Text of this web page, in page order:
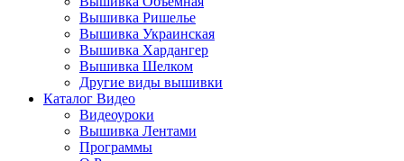
Вышивка Ришелье
Вышивка Украинская
Вышивка Хардангер
Вышивка Шелком
Другие виды вышивки
Каталог Видео
Видеоуроки
Вышивка Лентами
Программы